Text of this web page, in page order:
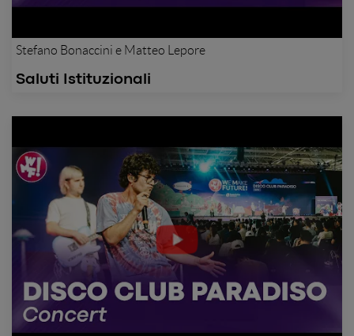
Stefano Bonaccini e Matteo Lepore
Saluti Istituzionali